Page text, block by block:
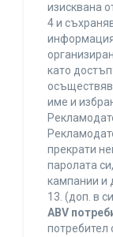
изисквана
4 и
като
име и
прекрати
паролата
кампании и
13. (доп. в
ABV
потребител